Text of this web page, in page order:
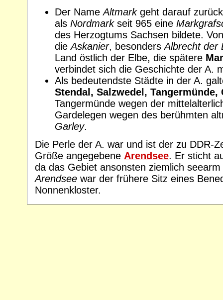
Der NameAltmarkgeht darauf
als Nordmarkseit 965 eine
des Herzogtums Sachsen bildete.
dieAskanier, besondersAlbrecht der
Land östlich der Elbe, die spätere
verbindet sich die Geschichte der A.
Als bedeutendste Städte in der A.
Stendal, Salzwedel, Tangermünde,
Tangermünde wegen der
Gardelegen wegen des berühmten
Garley.
Die Perle der A. war und ist der zu DDR-
Größe angegebene Arendsee. Er sticht
da das Gebiet ansonsten ziemlich
Arendsee war der frühere Sitz eines
Nonnenkloster.